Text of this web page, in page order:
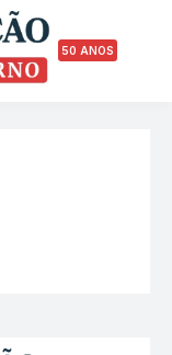
50 ANOS